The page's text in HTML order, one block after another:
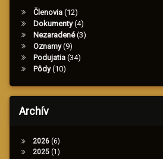
Členovia (12)
Dokumenty(4)
Nezaradené(3)
Oznamy(9)
Podujatia (34)
Pôdy(10)
Archív
2026(6)
2025(1)